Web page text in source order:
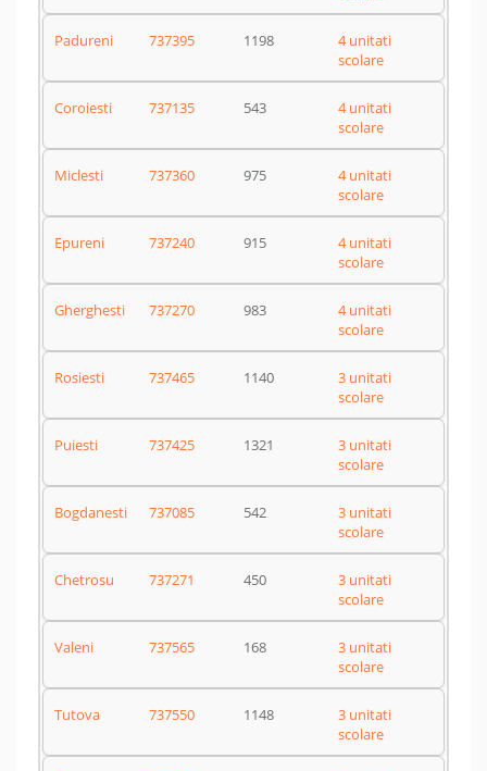
Padureni 737395 1198
4 unitati
scolare
Coroiesti 737135 543
4 unitati
scolare
Miclesti 737360 975
4 unitati
scolare
Epureni 737240 915
4 unitati
scolare
Gherghesti 737270 983
4 unitati
scolare
Rosiesti 737465 1140
3 unitati
scolare
Puiesti 737425 1321
3 unitati
scolare
Bogdanesti 737085 542
3 unitati
scolare
Chetrosu 737271 450
3 unitati
scolare
Valeni 737565 168
3 unitati
scolare
Tutova 737550 1148
3 unitati
scolare